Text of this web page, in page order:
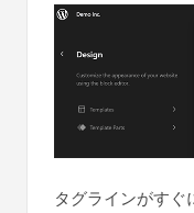
タグラインがすぐ